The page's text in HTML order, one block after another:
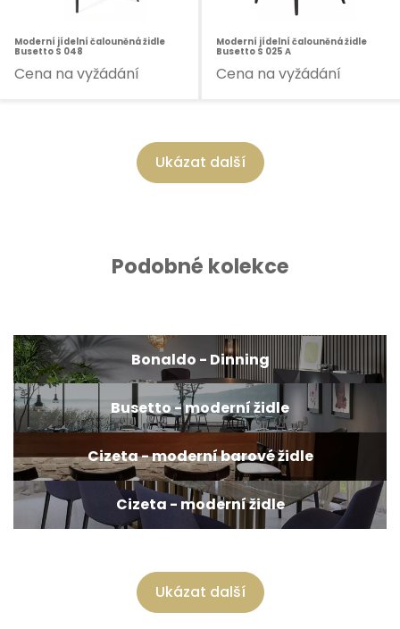
Moderní jídelní čalouněná židle
Busetto S 048
Cena na vyžádání
Moderní jídelní čalouněná židle
Busetto S 025 A
Cena na vyžádání
Ukázat další
Podobné kolekce
Bonaldo - Dinning
Busetto - moderní židle
Cizeta - moderní barové židle
Cizeta - moderní židle
Ukázat další